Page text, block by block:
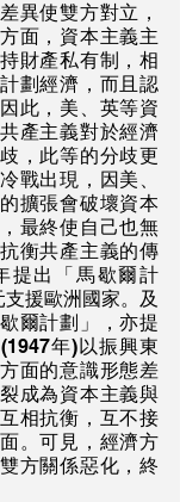
異使雙方對立，
面，資本主義主
財產私有制，相
劃經濟，而且認
此，美、英等資
產主義對於經濟
，此等的分歧更
戰出現，因美、
擴張會破壞資本
最終使自己也無
衡共產主義的傳
提出「馬歇爾計
援歐洲國家。及
爾計劃」，亦提
年)以振興東
面的意識形態差
成為資本主義與
相抗衡，互不接
。可見，經濟方
方關係惡化，終